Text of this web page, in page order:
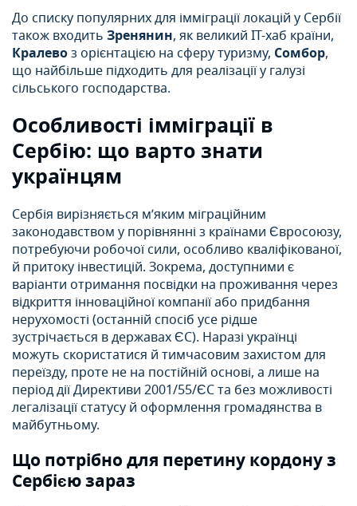
До списку популярних для імміграції локацій у Сербії
також входить Зренянин, як великий IT-хаб країни,
Кралевоз орієнтацією на сферу туризму, Сомбор,
що найбільше підходить для реалізації у галузі
сільського господарства.
Особливості імміграції в
Сербію: що варто знати
українцям
Сербія вирізняється м’яким міграційним
законодавством у порівнянні з країнами Євросоюзу,
потребуючи робочої сили, особливо кваліфікованої,
й притоку інвестицій. Зокрема, доступними є
варіанти отримання посвідки на проживання через
відкриття інноваційної компанії або придбання
нерухомості (останній спосіб усе рідше
зустрічається в державах ЄС). Наразі українці
можуть скористатися й тимчасовим захистом для
переїзду, проте не на постійній основі, а лише на
період дії Директиви 2001/55/ЄС та без можливості
легалізації статусу й оформлення громадянства в
майбутньому.
Що потрібно для перетину кордону з
Сербією зараз